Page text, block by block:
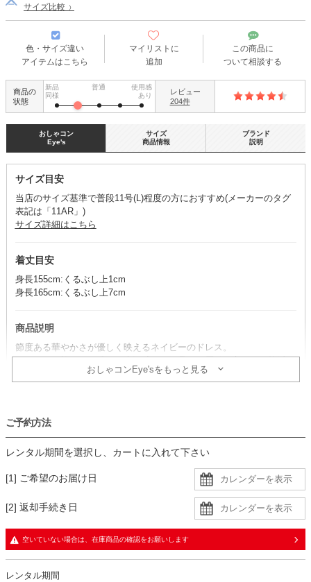
サイズ比較
色・サイズ違い
アイテムはこちら
マイリストに
追加
この商品に
ついて相談する
商品の
状態
新品
同様
普通
使用感
あり
レビュー
204件
おしゃコン
Eye's
サイズ目安
当店のサイズ基準で普段11号(L)程度の方におすすめ(メーカーのタグ
表記は「11AR」)
サイズ詳細はこちら
着丈目安
身長155cm:くるぶし上1cm
身長165cm:くるぶし上7cm
商品説明
節度ある華やかさが優しく映えるネイビーのドレス。
スカートに施された繊細な光沢感が、気品を一層引き立て、正統派の
エレガントなスタイルを実現します。
おしゃコンEye'sをもっと見る
シャンパンカラーのアイテムを合わせれば、落ち着いた中に優しさと
クールな印象がお好みの場合は、シルバーカラーのアイテムもおすす
透け感があるので、肩紐のないインナーを着用すると安心です。
・トップス部分はレース生地に同色裏地の二枚重ね
・デコルテと背中、袖部分はレース生地とチュール生地の二枚重ね
で、透け感あり
・スカート部分は柔らかなジョーゼット生地に同色裏地の二枚重ね
サイズ
商品情報
ブランド
説明
ご予約方法
レンタル期間を選択し、カートに入れて下さい
[1] ご希望のお届け日
[2] 返却手続き日
空いていない場合は、在庫商品の確認をお願いします
レンタル期間